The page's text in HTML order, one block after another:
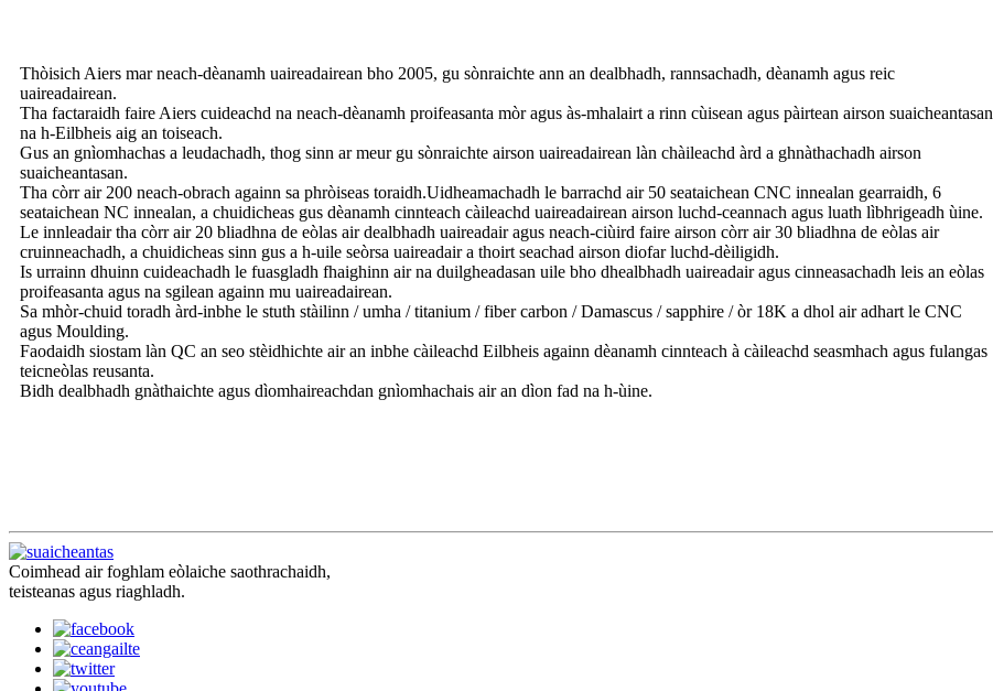
Thòisich Aiers mar neach-dèanamh uaireadairean bho 2005, gu sònraichte ann an dealbhadh, rannsachadh, dèanamh agus reic
uaireadairean.
Tha factaraidh faire Aiers cuideachd na neach-dèanamh proifeasanta mòr agus às-mhalairt a rinn cùisean agus pàirtean airson suaicheantasan
na h-Eilbheis aig an toiseach.
Gus an gnìomhachas a leudachadh, thog sinn ar meur gu sònraichte airson uaireadairean làn chàileachd àrd a ghnàthachadh airson
suaicheantasan.
Tha còrr air 200 neach-obrach againn sa phròiseas toraidh.Uidheamachadh le barrachd air 50 seataichean CNC innealan gearraidh, 6
seataichean NC innealan, a chuidicheas gus dèanamh cinnteach càileachd uaireadairean airson luchd-ceannach agus luath lìbhrigeadh ùine.
Le innleadair tha còrr air 20 bliadhna de eòlas air dealbhadh uaireadair agus neach-ciùird faire airson còrr air 30 bliadhna de eòlas air
cruinneachadh, a chuidicheas sinn gus a h-uile seòrsa uaireadair a thoirt seachad airson diofar luchd-dèiligidh.
Is urrainn dhuinn cuideachadh le fuasgladh fhaighinn air na duilgheadasan uile bho dhealbhadh uaireadair agus cinneasachadh leis an eòlas
proifeasanta agus na sgilean againn mu uaireadairean.
Sa mhòr-chuid toradh àrd-inbhe le stuth stàilinn / umha / titanium / fiber carbon / Damascus / sapphire / òr 18K a dhol air adhart le CNC
agus Moulding.
Faodaidh siostam làn QC an seo stèidhichte air an inbhe càileachd Eilbheis againn dèanamh cinnteach à càileachd seasmhach agus fulangas
teicneòlas reusanta.
Bidh dealbhadh gnàthaichte agus dìomhaireachdan gnìomhachais air an dìon fad na h-ùine.
Coimhead air foghlam eòlaiche saothrachaidh,
teisteanas agus riaghladh.